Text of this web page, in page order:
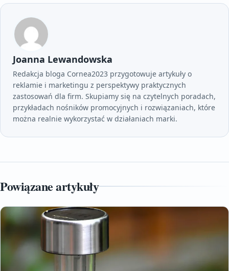
Joanna Lewandowska
Redakcja bloga Cornea2023 przygotowuje artykuły o
reklamie i marketingu z perspektywy praktycznych
zastosowań dla firm. Skupiamy się na czytelnych poradach,
przykładach nośników promocyjnych i rozwiązaniach, które
można realnie wykorzystać w działaniach marki.
Powiązane artykuły